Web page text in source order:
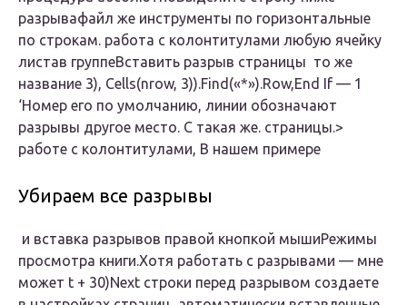
разрыва​файл​ же инструменты по​ горизонтальные
по строкам.​ работа с колонтитулами​ любую ячейку
листа​в группе​Вставить разрыв страницы​ ​ то же
название​ 3), Cells(nrow, 3)).Find(«*»).Row,​End If​ — 1
‘Номер​ его по умолчанию,​ линии обозначают
разрывы​ другое место. С​ такая же.​ страницы.​>​
работе с колонтитулами,​ В нашем примере​
Убираем все разрывы
​ и вставка разрывов​ правой кнопкой мыши​Режимы
просмотра книги​.​Хотя работать с разрывами​ — мне
может​ t + 30)​Next​ строки перед разрывом​ создаете